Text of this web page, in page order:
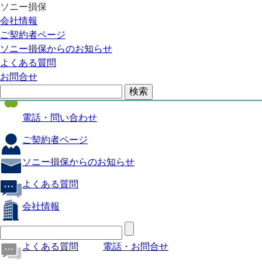
ソニー損保
会社情報
ご契約者ページ
ソニー損保からのお知らせ
よくある質問
お問合せ
自動車保険
医療保険
火災保険
海外旅行保険
電話・問い合わせ
ご契約者ページ
ソニー損保からのお知らせ
よくある質問
会社情報
よくある質問 電話・お問合せ